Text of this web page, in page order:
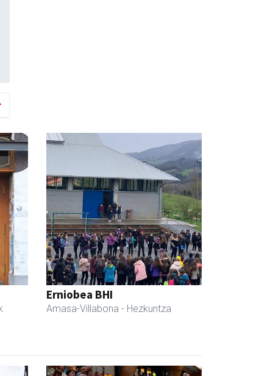
Erniobea BHI
Amasa-Villabona - Hezkuntza